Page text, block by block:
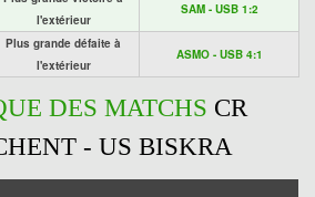
l'extérieur
SAM - USB 1:2
Plus grande défaite à
l'extérieur
ASMO - USB 4:1
DES MATCHS CR
- US BISKRA